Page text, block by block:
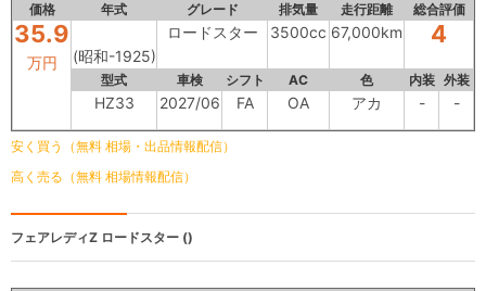
価格 年式 グレード 排気量 走行距離 総合評価
35.9
万円 (昭和-1925)
ロードスター 3500cc 67,000km 4
型式 車検 シフト AC 色 内装 外装
HZ33 2027/06 FA OA アカ - -
安く買う（無料 相場・出品情報配信）
高く売る（無料 相場情報配信）
フェアレディZ ロードスター ()